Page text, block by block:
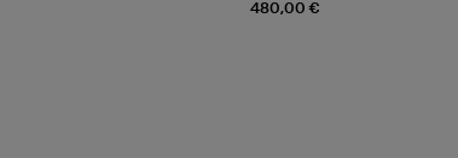
480,00 €